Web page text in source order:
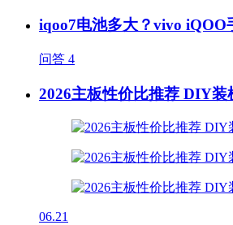
iqoo7电池多大？vivo iQOO
问答 4
2026主板性价比推荐 DIY装
06.21